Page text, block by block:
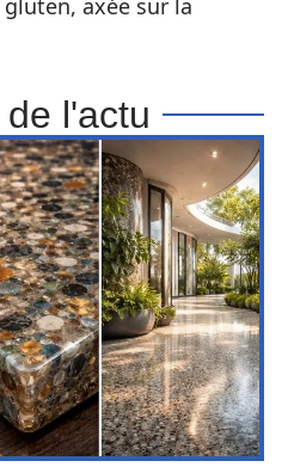
axée sur la
l'actu